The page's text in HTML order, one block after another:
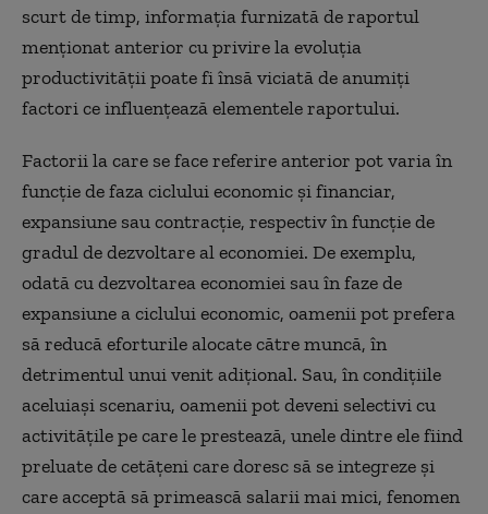
scurt de timp, informația furnizată de raportul
menționat anterior cu privire la evoluția
productivității poate fi însă viciată de anumiți
factori ce influențează elementele raportului.
Factorii la care se face referire anterior pot varia în
funcție de faza ciclului economic și financiar,
expansiune sau contracție, respectiv în funcție de
gradul de dezvoltare al economiei. De exemplu,
odată cu dezvoltarea economiei sau în faze de
expansiune a ciclului economic, oamenii pot prefera
să reducă eforturile alocate către muncă, în
detrimentul unui venit adițional. Sau, în condițiile
aceluiași scenariu, oamenii pot deveni selectivi cu
activitățile pe care le prestează, unele dintre ele fiind
preluate de cetățeni care doresc să se integreze și
care acceptă să primească salarii mai mici, fenomen